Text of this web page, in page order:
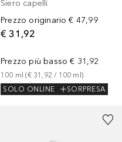
Siero capelli
Prezzo originario € 47,99
€ 31,92
Prezzo più basso € 31,92
100 ml (€ 31,92 / 100 ml)
SOLO ONLINE
SORPRESA
Sponsorizzato